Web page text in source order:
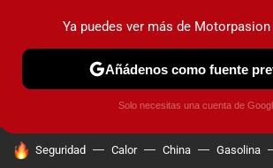
PRUEBAS COCHES ELÉCTRICOS
HOY SE HABLA DE
Seguridad Calor China Gasolina
Ya puedes ver más de
Añádenos como fuente
Solo necesitas una cuenta de